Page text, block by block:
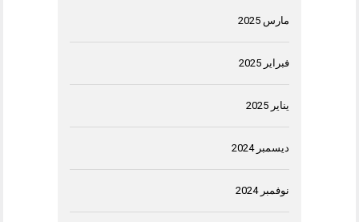
مارس 2025
فبراير 2025
يناير 2025
ديسمبر 2024
نوفمبر 2024